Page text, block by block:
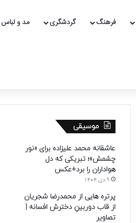
فرهنگ گردشگری مد و لباس
موسیقی
عاشقانه محمد علیزاده برای «نور
چشمش»؛ تبریکی که دل
هواداران را برد+عکس
9 دی 1404
پرتره هایی از محمدرضا شجریان
از قاب دوربینِ دخترش افسانه |
تصاویر